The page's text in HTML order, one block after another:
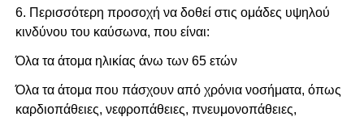
6. Περισσότερη προσοχή να δοθεί στις ομάδες υψηλού
κινδύνου του καύσωνα, που είναι:
Όλα τα άτομα ηλικίας άνω των 65 ετών
Όλα τα άτομα που πάσχουν από χρόνια νοσήματα, όπως
καρδιοπάθειες, νεφροπάθειες, πνευμονοπάθειες,